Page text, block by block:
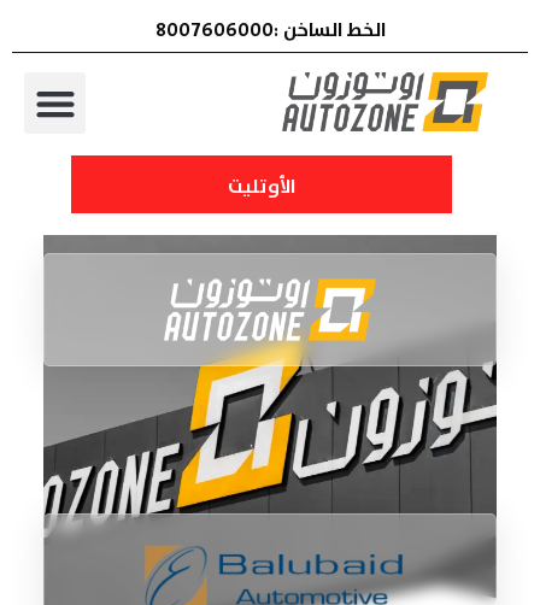
الخط الساخن :8007606000
الأوتليت